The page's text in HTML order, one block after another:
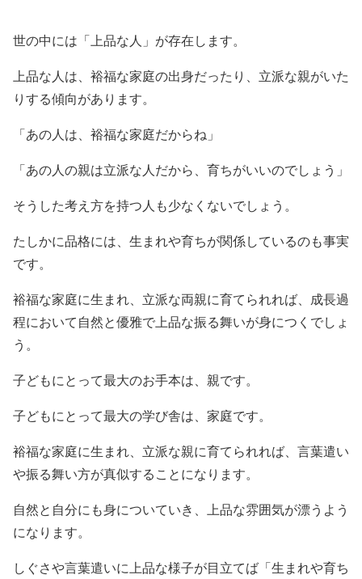
世の中には「上品な人」が存在します。
上品な人は、裕福な家庭の出身だったり、立派な親がいた
りする傾向があります。
「あの人は、裕福な家庭だからね」
「あの人の親は立派な人だから、育ちがいいのでしょう」
そうした考え方を持つ人も少なくないでしょう。
たしかに品格には、生まれや育ちが関係しているのも事実
です。
裕福な家庭に生まれ、立派な両親に育てられれば、成長過
程において自然と優雅で上品な振る舞いが身につくでしょ
う。
子どもにとって最大のお手本は、親です。
子どもにとって最大の学び舎は、家庭です。
裕福な家庭に生まれ、立派な親に育てられれば、言葉遣い
や振る舞い方が真似することになります。
自然と自分にも身についていき、上品な雰囲気が漂うよう
になります。
しぐさや言葉遣いに上品な様子が目立てば「生まれや育ち